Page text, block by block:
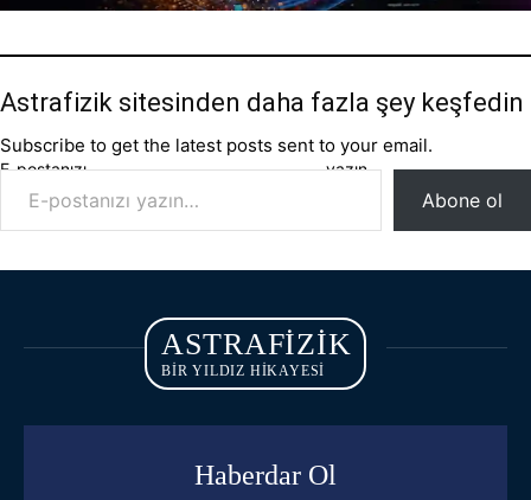
Astrafizik sitesinden daha fazla şey keşfedin
Subscribe to get the latest posts sent to your email.
E-postanızı yazın…
Abone ol
ASTRAFIZIK
BİR YILDIZ HİKAYESİ
Haberdar Ol